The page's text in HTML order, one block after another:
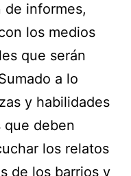
de informes,
los medios
que serán
a lo
y habilidades
que deben
los relatos
de los barrios y